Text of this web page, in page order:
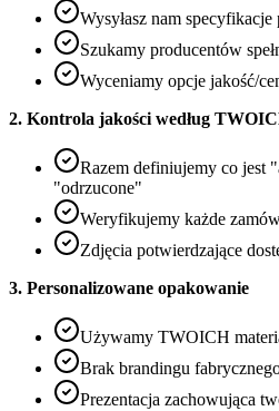
Wysyłasz nam specyfikacje
Szukamy producentów
Wyceniamy opcje jakość/
2. Kontrola jakości według
Razem definiujemy co jest
"odrzucone"
Weryfikujemy każde
Zdjęcia potwierdzające
3. Personalizowane opakowanie
Używamy TWOICH
Brak brandingu
Prezentacja zachowująca